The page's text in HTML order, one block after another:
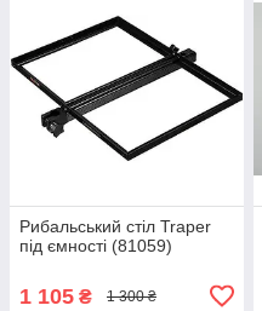
Рибальський стіл Traper
під ємності (81059)
1 105 ₴ 1 300 ₴